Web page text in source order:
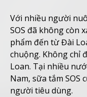
Với nhiều người
SOS đã không còn
phẩm đến từ Đài
chuộng. Không chỉ
Loan. Tại nhiều
Nam, sữa tắm SOS
người tiêu dùng.